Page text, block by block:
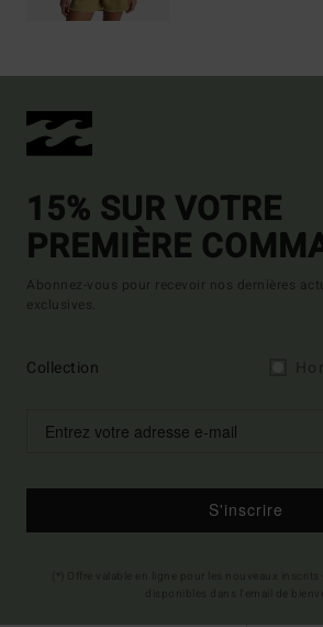
15% SUR VOTRE
PREMIÈRE
Abonnez-vous pour recevoir nos dernières
exclusives.
Collection
S'inscrire